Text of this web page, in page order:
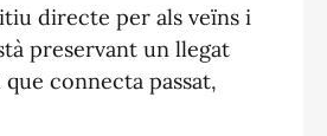
directe per als veïns i
preservant un llegat
connecta passat,